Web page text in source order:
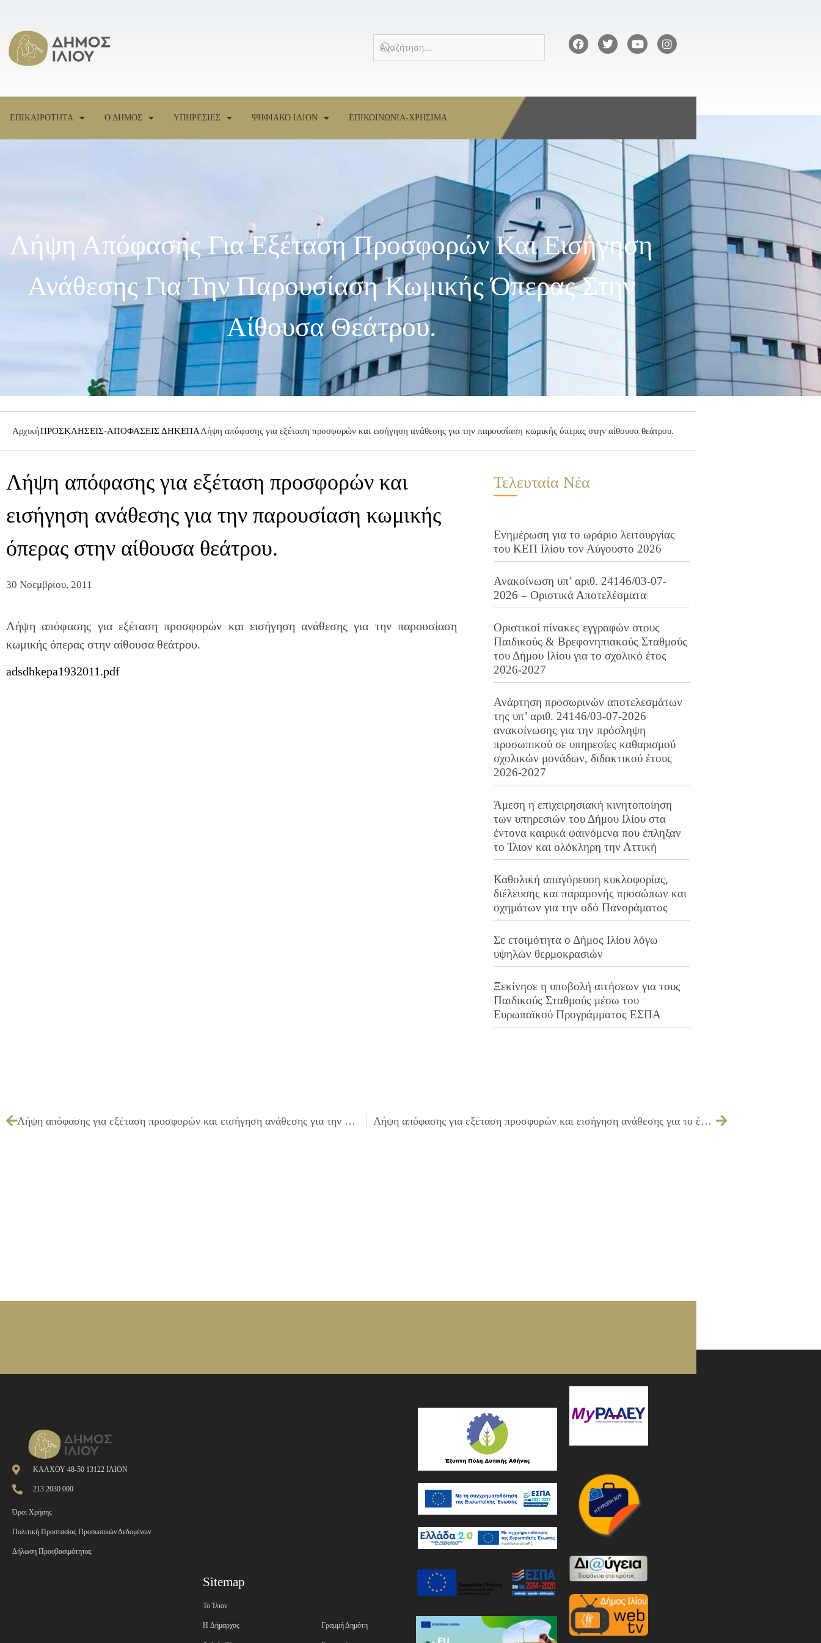
ΕΠΙΚΑΙΡΟΤΗΤΑ Ο ΔΗΜΟΣ ΥΠΗΡΕΣΙΕΣ ΨΗΦΙΑΚΟ ΙΛΙΟΝ ΕΠΙΚΟΙΝΩΝΙΑ-ΧΡΗΣΙΜΑ
Λήψη Απόφασης Για Εξέταση Προσφορών Και Εισήγηση
Ανάθεσης Για Την Παρουσίαση Κωμικής Όπερας Στην
Αίθουσα Θεάτρου.
ΑρχικήΠΡΟΣΚΛΗΣΕΙΣ-ΑΠΟΦΑΣΕΙΣ ΔΗΚΕΠΑΛήψη απόφασης για εξέταση προσφορών και εισήγηση ανάθεσης για την παρουσίαση κωμικής όπερας στην αίθουσα θεάτρου.
Λήψη απόφασης για εξέταση προσφορών και
εισήγηση ανάθεσης για την παρουσίαση κωμικής
όπερας στην αίθουσα θεάτρου.
30 Νοεμβρίου, 2011
Λήψη απόφασης για εξέταση προσφορών και εισήγηση ανάθεσης για την παρουσίαση
κωμικής όπερας στην αίθουσα θεάτρου.
adsdhkepa1932011.pdf
Τελευταία Νέα
Ενημέρωση για το ωράριο λειτουργίας
του ΚΕΠ Ιλίου τον Αύγουστο 2026
Ανακοίνωση υπ’ αριθ. 24146/03-07-
2026 – Οριστικά Αποτελέσματα
Οριστικοί πίνακες εγγραφών στους
Παιδικούς & Βρεφονηπιακούς Σταθμούς
του Δήμου Ιλίου για το σχολικό έτος
2026-2027
Ανάρτηση προσωρινών αποτελεσμάτων
της υπ’ αριθ. 24146/03-07-2026
ανακοίνωσης για την πρόσληψη
προσωπικού σε υπηρεσίες καθαρισμού
σχολικών μονάδων, διδακτικού έτους
2026-2027
Άμεση η επιχειρησιακή κινητοποίηση
των υπηρεσιών του Δήμου Ιλίου στα
έντονα καιρικά φαινόμενα που έπληξαν
το Ίλιον και ολόκληρη την Αττική
Καθολική απαγόρευση κυκλοφορίας,
διέλευσης και παραμονής προσώπων και
οχημάτων για την οδό Πανοράματος
Σε ετοιμότητα ο Δήμος Ιλίου λόγω
υψηλών θερμοκρασιών
Ξεκίνησε η υποβολή αιτήσεων για τους
Παιδικούς Σταθμούς μέσω του
Ευρωπαϊκού Προγράμματος ΕΣΠΑ
Λήψη απόφασης για εξέταση προσφορών και εισήγηση ανάθεσης για την μουσική συναυλία «τα σοκάκια της Ηπειρώτικης ζωής». Λήψη απόφασης για εξέταση προσφορών και εισήγηση ανάθεσης για το έργο: ΣΥΝΤΗΡΗΣΗ ΕΦΑΡΜΟΓΩΝ ΛΟΓΙΣΜΙΚΟΥ.
ΚΑΛΧΟΥ 48-50 13122 ΙΛΙΟΝ
213 2030 000
Όροι Χρήσης
Πολιτική Προστασίας Προσωπικών Δεδομένων
Δήλωση Προσβασιμότητας
Sitemap
Το Ίλιον
H Δήμαρχος Γραμμή Δημότη